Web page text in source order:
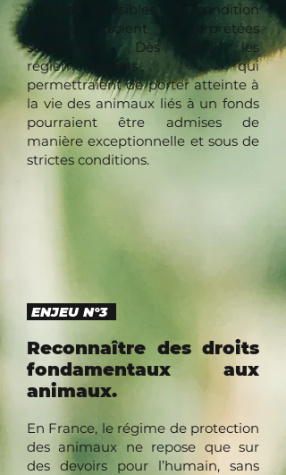
seraient possibles, à condition
qu’elles soient interprétées
strictement. Dès lors, les
réglementations qui
permettraient de porter atteinte à
la vie des animaux liés à un fonds
pourraient être admises de
manière exceptionnelle et sous de
strictes conditions.
ENJEU N°3
Reconnaître des droits
fondamentaux aux
animaux.
En France, le régime de protection
des animaux ne repose que sur
des devoirs pour l’humain, sans